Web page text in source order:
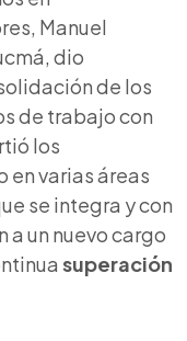
Manuel
dio
de los
de trabajo con
los
en varias áreas
se integra y con
un nuevo cargo
superación